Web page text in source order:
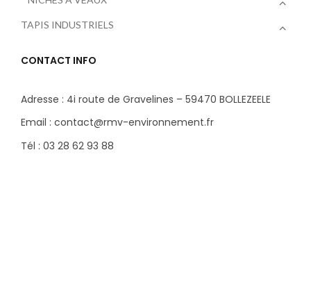
TAPIS INDUSTRIELS
CONTACT INFO
Adresse : 4i route de Gravelines – 59470 BOLLEZEELE
Email : contact@rmv-environnement.fr
Tél : 03 28 62 93 88